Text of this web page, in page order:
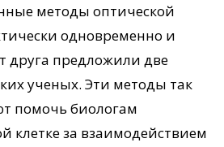
методы оптической
одновременно и
друга предложили две
ученых. Эти методы так
помочь биологам
клетке за взаимодействием